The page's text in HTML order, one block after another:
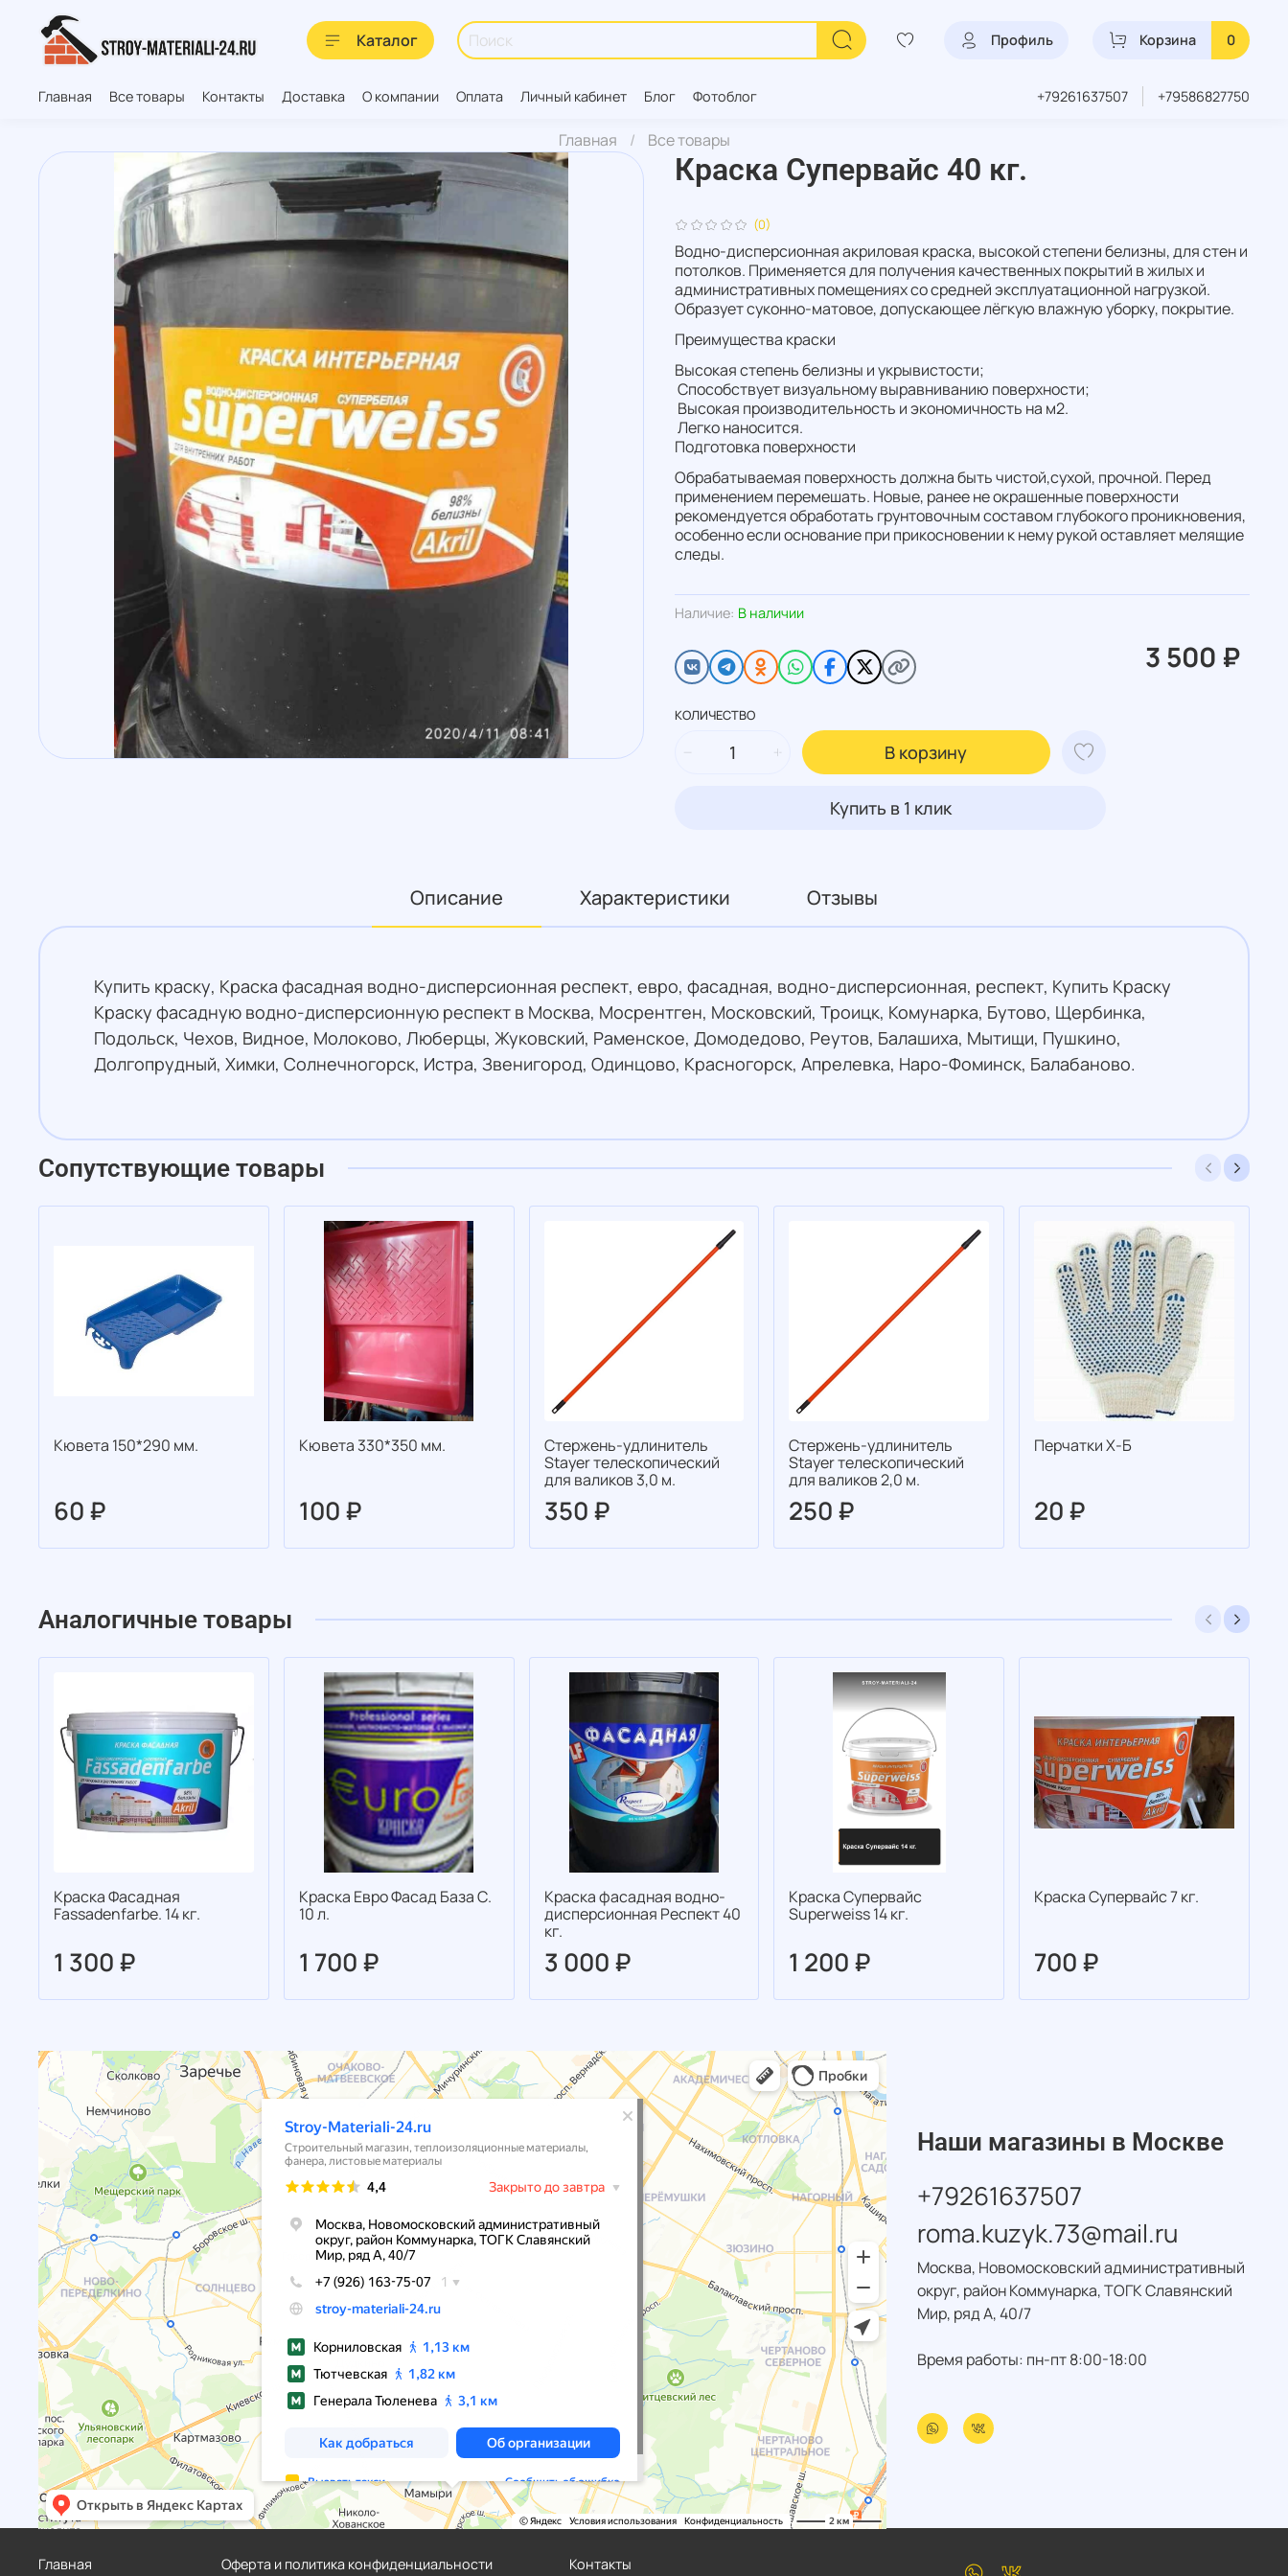
Каталог Профиль Корзина 0
Главная Все товары Контакты Доставка О компании Оплата Личный кабинет Блог Фотоблог +79261637507 +79586827750
Главная Все товары
(0)
Наличие: В наличии
Краска Супервайс 40 кг.
3 500 ₽
КОЛИЧЕСТВО
В корзину
Купить в 1 клик
Водно-дисперсионная акриловая краска, высокой степени белизны, для стен и
потолков. Применяется для получения качественных покрытий в жилых и
административных помещениях со средней эксплуатационной нагрузкой.
Образует суконно-матовое, допускающее лёгкую влажную уборку, покрытие.
Преимущества краски
Высокая степень белизны и укрывистости;
Способствует визуальному выравниванию поверхности;
Высокая производительность и экономичность на м2.
Легко наносится.
Подготовка поверхности
Обрабатываемая поверхность должна быть чистой,сухой, прочной. Перед
применением перемешать. Новые, ранее не окрашенные поверхности
рекомендуется обработать грунтовочным составом глубокого проникновения,
особенно если основание при прикосновении к нему рукой оставляет мелящие
следы.
Описание Характеристики Отзывы
Купить краску, Краска фасадная водно-дисперсионная респект, евро, фасадная, водно-дисперсионная, респект, Купить Краску
Краску фасадную водно-дисперсионную респект в Москва, Мосрентген, Московский, Троицк, Комунарка, Бутово, Щербинка,
Подольск, Чехов, Видное, Молоково, Люберцы, Жуковский, Раменское, Домодедово, Реутов, Балашиха, Мытищи, Пушкино,
Долгопрудный, Химки, Солнечногорск, Истра, Звенигород, Одинцово, Красногорск, Апрелевка, Наро-Фоминск, Балабаново.
Сопутствующие товары
Кювета 150*290 мм.
60 ₽
Кювета 330*350 мм.
100 ₽
Стержень-удлинитель
Stayer телескопический
для валиков 3,0 м.
350 ₽
Стержень-удлинитель
Stayer телескопический
для валиков 2,0 м.
250 ₽
Перчатки Х-Б
20 ₽
Аналогичные товары
Краска Фасадная
Fassadenfarbe. 14 кг.
1 300 ₽
Краска Евро Фасад База С.
10 л.
1 700 ₽
Краска фасадная водно-
дисперсионная Респект 40
кг.
3 000 ₽
Краска Супервайс
Superweiss 14 кг.
1 200 ₽
Краска Супервайс 7 кг.
700 ₽
Наши магазины в Москве
+79261637507
roma.kuzyk.73@mail.ru
Москва, Новомосковский административный
округ, район Коммунарка, ТОГК Славянский
Мир, ряд А, 40/7
Время работы: пн-пт 8:00-18:00
Главная Оферта и политика конфиденциальности Контакты